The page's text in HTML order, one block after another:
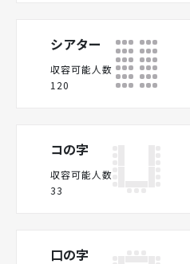
シアター
収容可能人数
120
コの字
収容可能人数
33
口の字